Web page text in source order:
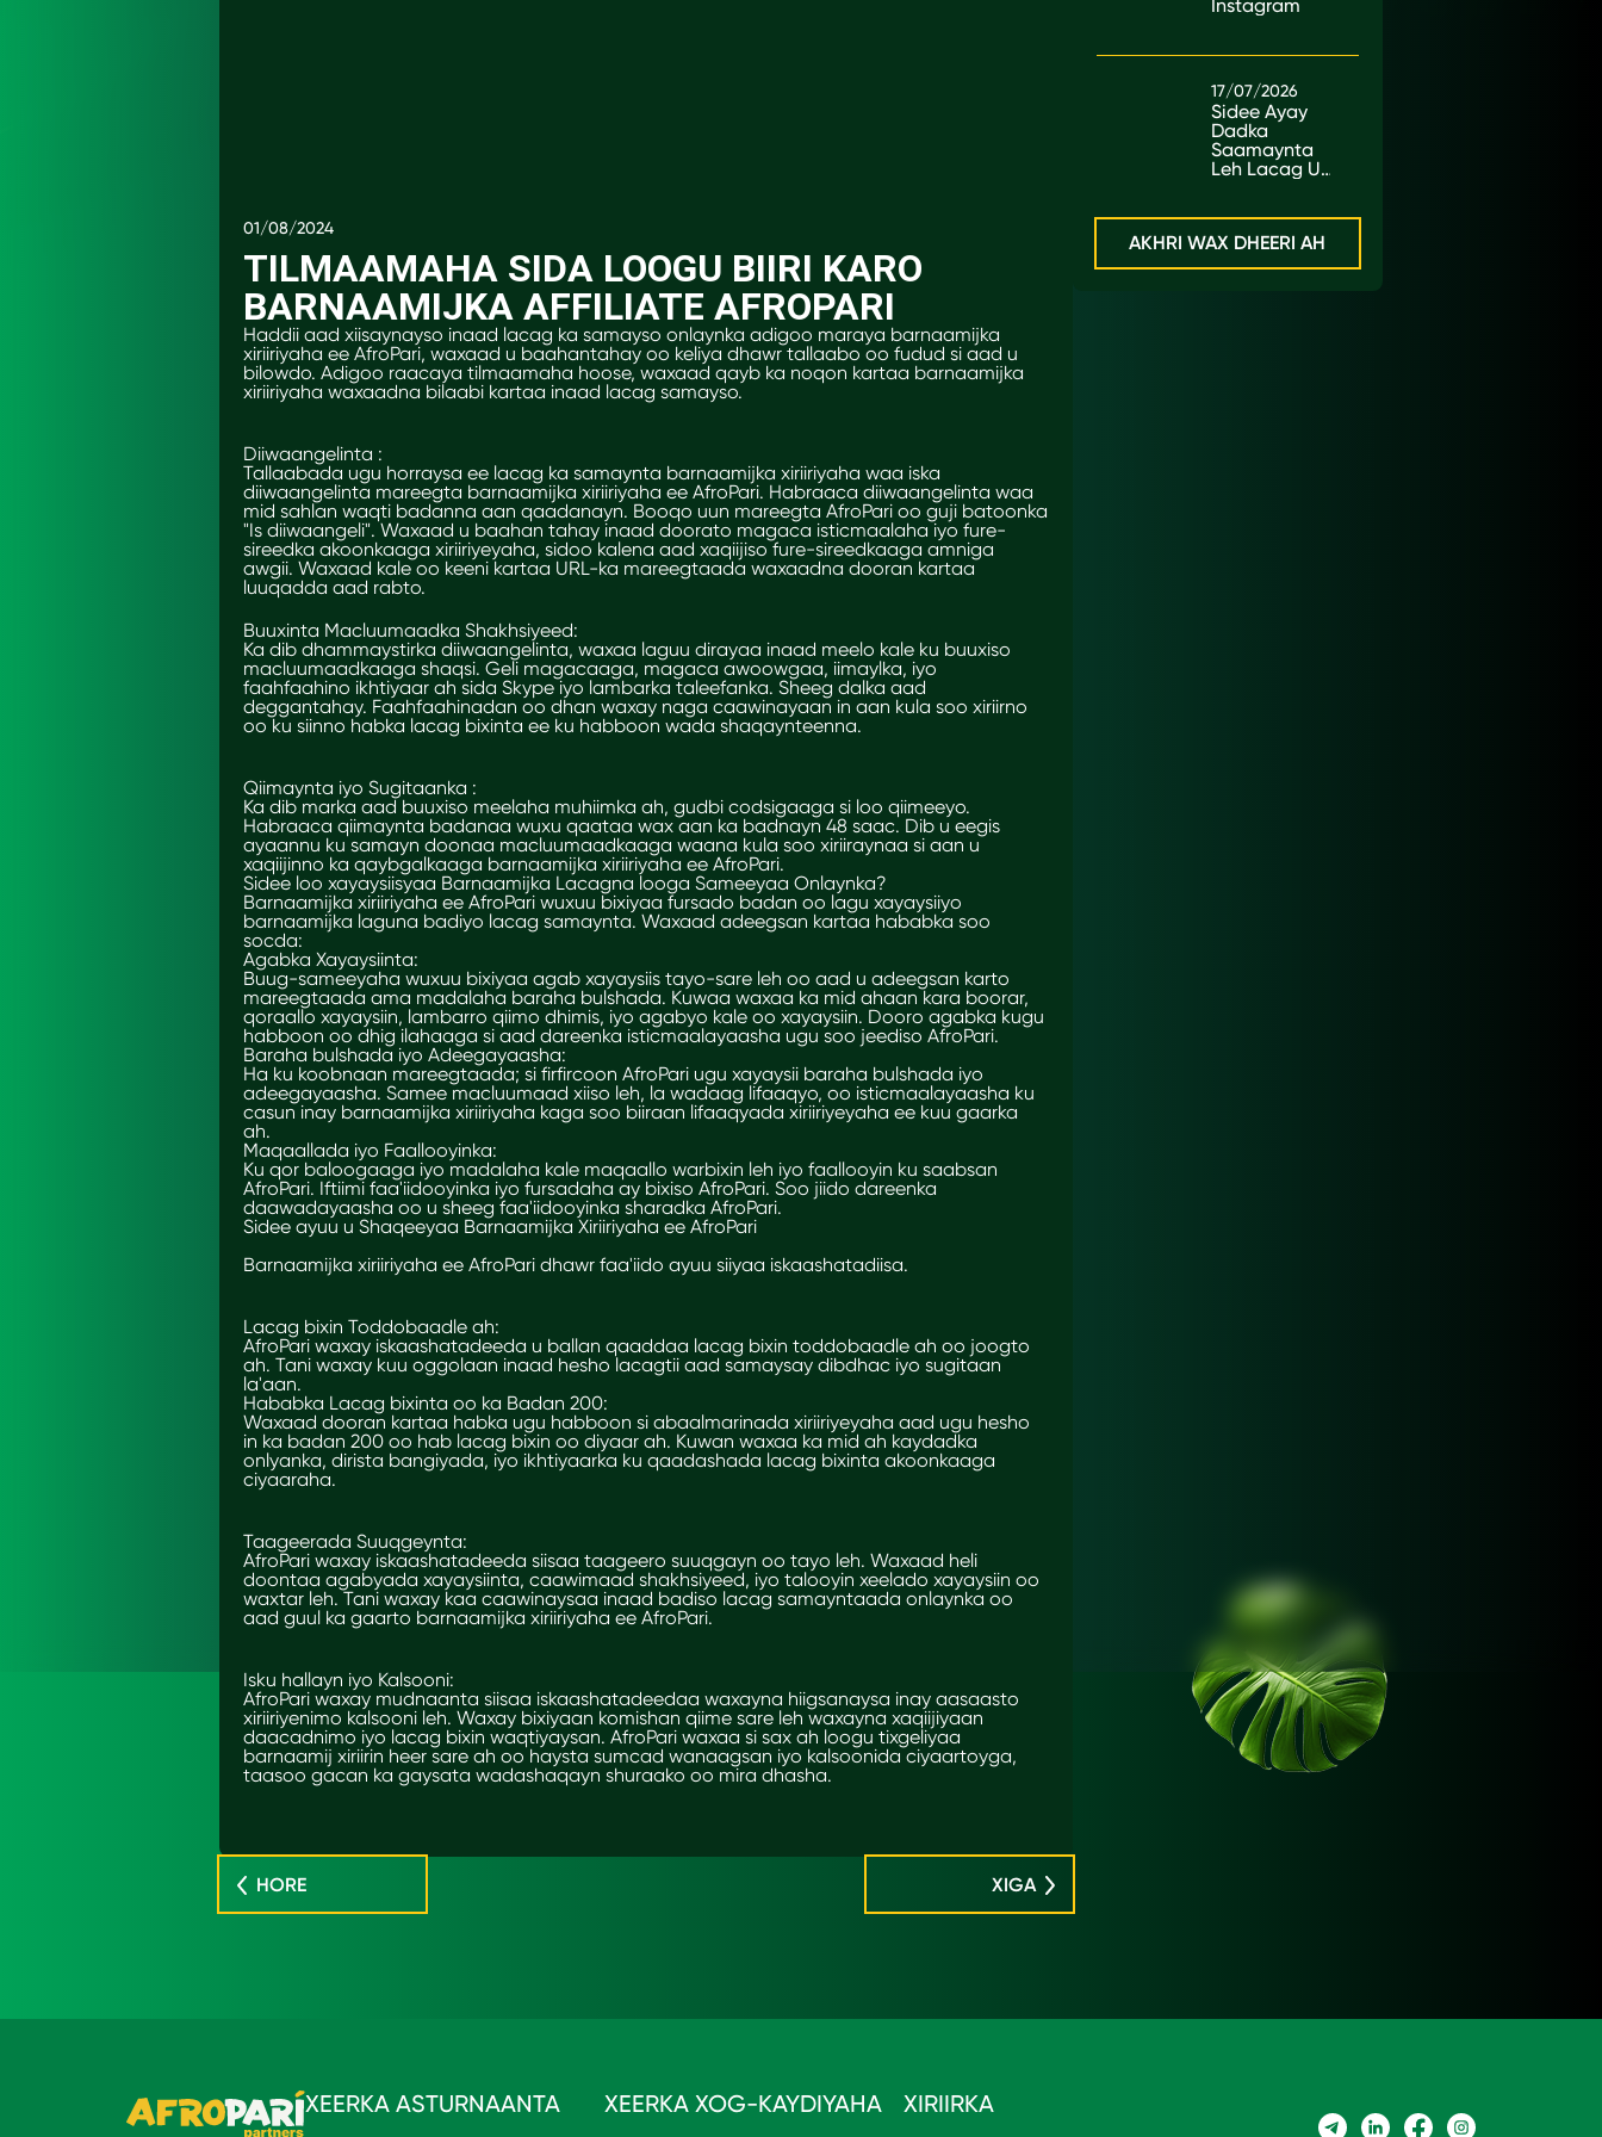
01/08/2024
TILMAAMAHA SIDA LOOGU BIIRI KARO
BARNAAMIJKA AFFILIATE AFROPARI
Haddii aad xiisaynayso inaad lacag ka samayso onlaynka adigoo maraya barnaamijka
xiriiriyaha ee AfroPari, waxaad u baahantahay oo keliya dhawr tallaabo oo fudud si aad u
bilowdo. Adigoo raacaya tilmaamaha hoose, waxaad qayb ka noqon kartaa barnaamijka
xiriiriyaha waxaadna bilaabi kartaa inaad lacag samayso.
Diiwaangelinta :
Tallaabada ugu horraysa ee lacag ka samaynta barnaamijka xiriiriyaha waa iska
diiwaangelinta mareegta barnaamijka xiriiriyaha ee AfroPari. Habraaca diiwaangelinta waa
mid sahlan waqti badanna aan qaadanayn. Booqo uun mareegta AfroPari oo guji batoonka
"Is diiwaangeli". Waxaad u baahan tahay inaad doorato magaca isticmaalaha iyo fure-
sireedka akoonkaaga xiriiriyeyaha, sidoo kalena aad xaqiijiso fure-sireedkaaga amniga
awgii. Waxaad kale oo keeni kartaa URL-ka mareegtaada waxaadna dooran kartaa
luuqadda aad rabto.
Buuxinta Macluumaadka Shakhsiyeed:
Ka dib dhammaystirka diiwaangelinta, waxaa laguu dirayaa inaad meelo kale ku buuxiso
macluumaadkaaga shaqsi. Geli magacaaga, magaca awoowgaa, iimaylka, iyo
faahfaahino ikhtiyaar ah sida Skype iyo lambarka taleefanka. Sheeg dalka aad
deggantahay. Faahfaahinadan oo dhan waxay naga caawinayaan in aan kula soo xiriirno
oo ku siinno habka lacag bixinta ee ku habboon wada shaqaynteenna.
Qiimaynta iyo Sugitaanka :
Ka dib marka aad buuxiso meelaha muhiimka ah, gudbi codsigaaga si loo qiimeeyo.
Habraaca qiimaynta badanaa wuxu qaataa wax aan ka badnayn 48 saac. Dib u eegis
ayaannu ku samayn doonaa macluumaadkaaga waana kula soo xiriiraynaa si aan u
xaqiijinno ka qaybgalkaaga barnaamijka xiriiriyaha ee AfroPari.
Sidee loo xayaysiisyaa Barnaamijka Lacagna looga Sameeyaa Onlaynka?
Barnaamijka xiriiriyaha ee AfroPari wuxuu bixiyaa fursado badan oo lagu xayaysiiyo
barnaamijka laguna badiyo lacag samaynta. Waxaad adeegsan kartaa hababka soo
socda:
Agabka Xayaysiinta:
Buug-sameeyaha wuxuu bixiyaa agab xayaysiis tayo-sare leh oo aad u adeegsan karto
mareegtaada ama madalaha baraha bulshada. Kuwaa waxaa ka mid ahaan kara boorar,
qoraallo xayaysiin, lambarro qiimo dhimis, iyo agabyo kale oo xayaysiin. Dooro agabka kugu
habboon oo dhig ilahaaga si aad dareenka isticmaalayaasha ugu soo jeediso AfroPari.
Baraha bulshada iyo Adeegayaasha:
Ha ku koobnaan mareegtaada; si firfircoon AfroPari ugu xayaysii baraha bulshada iyo
adeegayaasha. Samee macluumaad xiiso leh, la wadaag lifaaqyo, oo isticmaalayaasha ku
casun inay barnaamijka xiriiriyaha kaga soo biiraan lifaaqyada xiriiriyeyaha ee kuu gaarka
ah.
Maqaallada iyo Faallooyinka:
Ku qor baloogaaga iyo madalaha kale maqaallo warbixin leh iyo faallooyin ku saabsan
AfroPari. Iftiimi faa'iidooyinka iyo fursadaha ay bixiso AfroPari. Soo jiido dareenka
daawadayaasha oo u sheeg faa'iidooyinka sharadka AfroPari.
Sidee ayuu u Shaqeeyaa Barnaamijka Xiriiriyaha ee AfroPari
Barnaamijka xiriiriyaha ee AfroPari dhawr faa'iido ayuu siiyaa iskaashatadiisa.
Lacag bixin Toddobaadle ah:
AfroPari waxay iskaashatadeeda u ballan qaaddaa lacag bixin toddobaadle ah oo joogto
ah. Tani waxay kuu oggolaan inaad hesho lacagtii aad samaysay dibdhac iyo sugitaan
la'aan.
Hababka Lacag bixinta oo ka Badan 200:
Waxaad dooran kartaa habka ugu habboon si abaalmarinada xiriiriyeyaha aad ugu hesho
in ka badan 200 oo hab lacag bixin oo diyaar ah. Kuwan waxaa ka mid ah kaydadka
onlyanka, dirista bangiyada, iyo ikhtiyaarka ku qaadashada lacag bixinta akoonkaaga
ciyaaraha.
Taageerada Suuqgeynta:
AfroPari waxay iskaashatadeeda siisaa taageero suuqgayn oo tayo leh. Waxaad heli
doontaa agabyada xayaysiinta, caawimaad shakhsiyeed, iyo talooyin xeelado xayaysiin oo
waxtar leh. Tani waxay kaa caawinaysaa inaad badiso lacag samayntaada onlaynka oo
aad guul ka gaarto barnaamijka xiriiriyaha ee AfroPari.
Isku hallayn iyo Kalsooni:
AfroPari waxay mudnaanta siisaa iskaashatadeedaa waxayna hiigsanaysa inay aasaasto
xiriiriyenimo kalsooni leh. Waxay bixiyaan komishan qiime sare leh waxayna xaqiijiyaan
daacadnimo iyo lacag bixin waqtiyaysan. AfroPari waxaa si sax ah loogu tixgeliyaa
barnaamij xiriirin heer sare ah oo haysta sumcad wanaagsan iyo kalsoonida ciyaartoyga,
taasoo gacan ka gaysata wadashaqayn shuraako oo mira dhasha.
HORE XIGA
Instagram
17/07/2026
Sidee Ayay
Dadka
Saamaynta
Leh Lacag U
AKHRI WAX DHEERI AH
XEERKA ASTURNAANTA XEERKA XOG-KAYDIYAHA XIRIIRKA